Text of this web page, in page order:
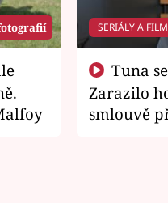
SERIÁLY A
Zarazilo
smlouvě